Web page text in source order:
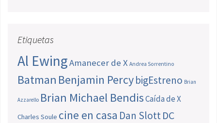
Etiquetas
Al EwingAmanecer de X Andrea Sorrentino
Batman Benjamin PercybigEstreno Brian
Azzarello Brian Michael BendisCaída de X
Charles Soule cine en casa Dan SlottDC